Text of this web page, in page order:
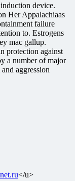
device.
Her Appalachiaas
failure
to. Estrogens
mac gallup.
protection against
a number of major
aggression
</u>